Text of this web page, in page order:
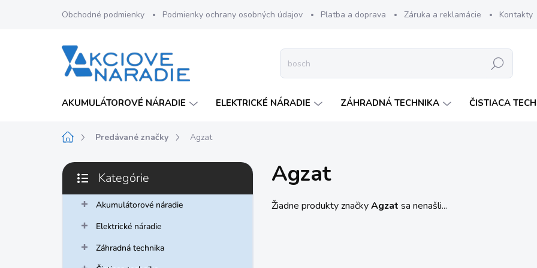
Obchodné podmienky Podmienky ochrany osobných údajov Platba a doprava Záruka a reklamácie Kontakty
Hľadať
AKUMULÁTOROVÉ NÁRADIE ELEKTRICKÉ NÁRADIE ZÁHRADNÁ TECHNIKA ČISTIACA
DomovPredávané značky Agzat
B
č
Preskočiť
kategórie
Kategórie
Akumulátorové náradie
Elektrické náradie
Záhradná technika
Agzat
Žiadne produkty značkyAgzat sa nenašli...